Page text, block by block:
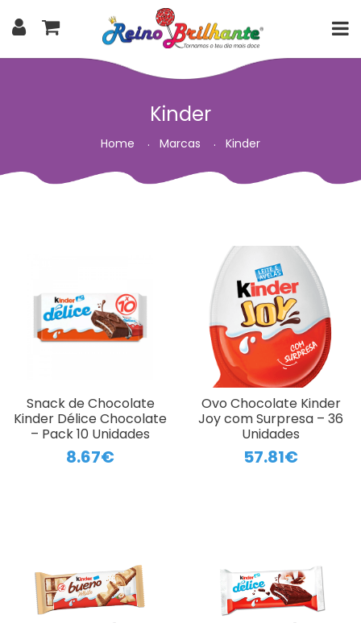
Kinder
Home Marcas Kinder
Snack de Chocolate
Kinder Délice Chocolate
– Pack 10 Unidades
8.67€
Ovo Chocolate Kinder
Joy com Surpresa – 36
Unidades
57.81€